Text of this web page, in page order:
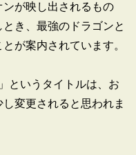
が映し出されるもの
き、最強のドラゴンと
が案内されています。
というタイトルは、お
変更されると思われま